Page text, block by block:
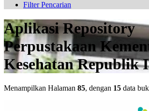
Filter Pencarian
Aplikasi Repository
Perpustakaan
Kesehatan Republik
Menampilkan Halaman 85, dengan 15 data